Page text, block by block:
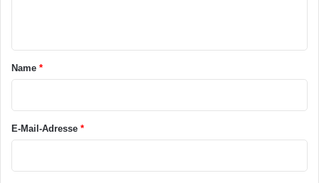
a
*
Name *
E-Mail-Adresse *